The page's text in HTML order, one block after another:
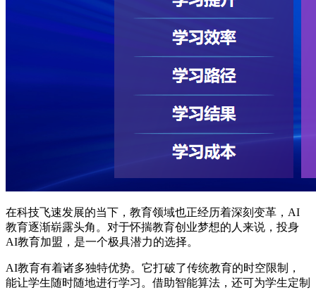
在科技飞速发展的当下，教育领域也正经历着深刻变革，AI
教育逐渐崭露头角。对于怀揣教育创业梦想的人来说，投身
AI教育加盟，是一个极具潜力的选择。
AI教育有着诸多独特优势。它打破了传统教育的时空限制，
能让学生随时随地进行学习。借助智能算法，还可为学生定制